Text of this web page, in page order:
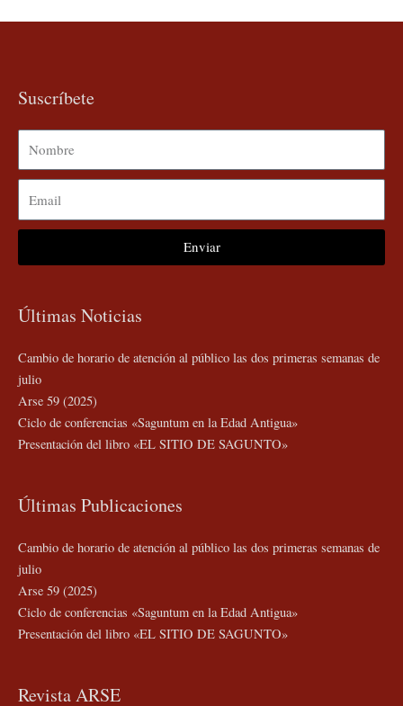
Suscríbete
Enviar
Últimas Noticias
Cambio de horario de atención al público las dos primeras semanas de
julio
Arse 59 (2025)
Ciclo de conferencias «Saguntum en la Edad Antigua»
Presentación del libro «EL SITIO DE SAGUNTO»
Últimas Publicaciones
Cambio de horario de atención al público las dos primeras semanas de
julio
Arse 59 (2025)
Ciclo de conferencias «Saguntum en la Edad Antigua»
Presentación del libro «EL SITIO DE SAGUNTO»
Revista ARSE